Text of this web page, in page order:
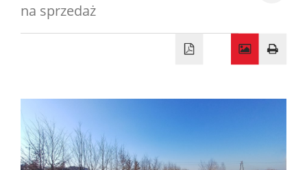
firmie
Domy
na sprzedaż